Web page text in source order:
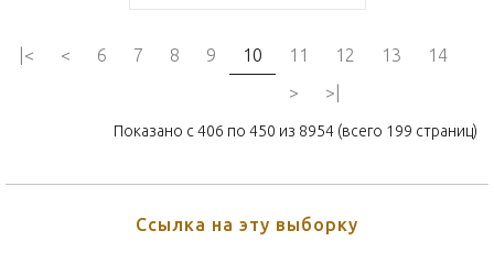
|< < 6 7 8 9 10 11 12 13
14
>
>|
Показано с 406 по 450 из 8954 (всего 199 страниц)
Ссылка на эту выборку